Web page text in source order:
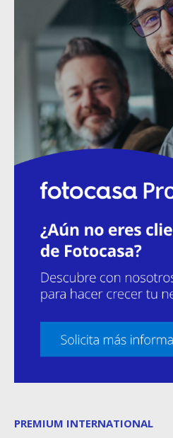
PREMIUM INTERNATIONAL